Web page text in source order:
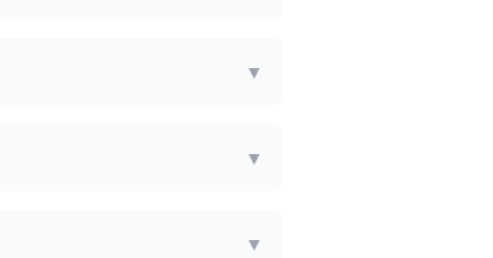
▼
▼
▼